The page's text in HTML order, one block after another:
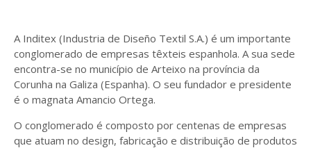
A Inditex (Industria de Diseño Textil S.A.) é um importante
conglomerado de empresas têxteis espanhola. A sua sede
encontra-se no município de Arteixo na província da
Corunha na Galiza (Espanha). O seu fundador e presidente
é o magnata Amancio Ortega.
O conglomerado é composto por centenas de empresas
que atuam no design, fabricação e distribuição de produtos